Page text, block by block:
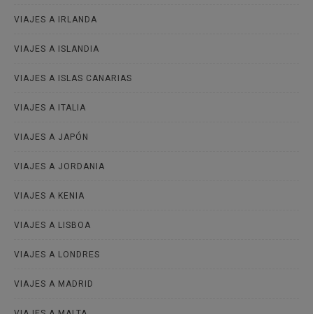
VIAJES A IRLANDA
VIAJES A ISLANDIA
VIAJES A ISLAS CANARIAS
VIAJES A ITALIA
VIAJES A JAPÓN
VIAJES A JORDANIA
VIAJES A KENIA
VIAJES A LISBOA
VIAJES A LONDRES
VIAJES A MADRID